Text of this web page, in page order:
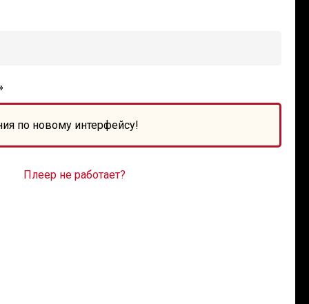
по новому интерфейсу!
Плеер не работает?